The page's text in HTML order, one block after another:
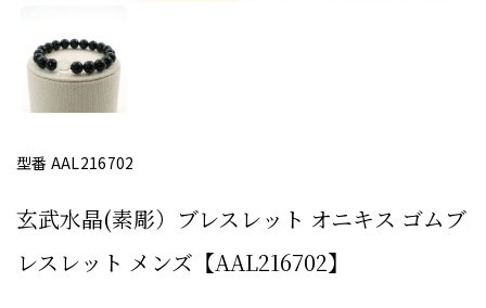
型番 AAL216702
玄武水晶(素彫）ブレスレット オニキス ゴムブ
レスレット メンズ【AAL216702】